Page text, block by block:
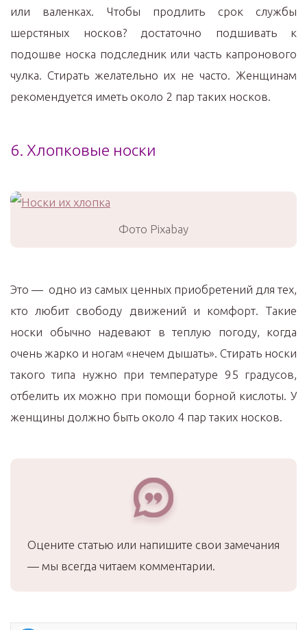
или валенках. Чтобы продлить срок службы
шерстяных носков? достаточно подшивать к
подошве носка подследник или часть капронового
чулка. Стирать желательно их не часто. Женщинам
рекомендуется иметь около 2 пар таких носков.
6. Хлопковые носки
Фото Pixabay
Это — одно из самых ценных приобретений для тех,
кто любит свободу движений и комфорт. Такие
носки обычно надевают в теплую погоду, когда
очень жарко и ногам «нечем дышать». Стирать носки
такого типа нужно при температуре 95 градусов,
отбелить их можно при помощи борной кислоты. У
женщины должно быть около 4 пар таких носков.
Оцените статью или напишите свои замечания
— мы всегда читаем комментарии.